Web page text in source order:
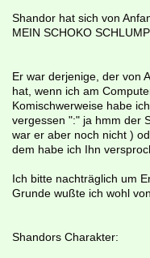
Shandor hat sich von
MEIN SCHOKO
Er war derjenige, der von
hat, wenn ich am
Komischwerweise habe
vergessen ":" ja hmm der
war er aber noch nicht )
dem habe ich Ihn
Ich bitte nachträglich um
Grunde wußte ich wohl
Shandors Charakter: